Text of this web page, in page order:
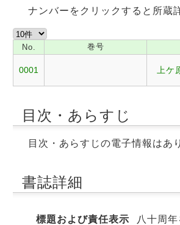
ナンバーをクリックすると所蔵
No. 巻号
0001 上
目次・あらすじ
目次・あらすじの電子情報はあ
書誌詳細
標題および責任表示
八十周